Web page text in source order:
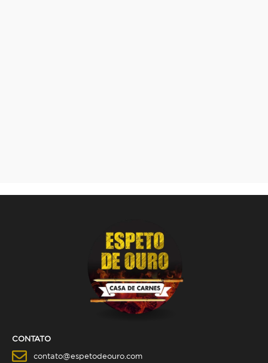
CONTATO
contato@espetodeouro.com